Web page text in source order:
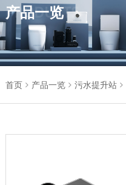
产品一览
PRODUCTS
首页 产品一览 污水提升站